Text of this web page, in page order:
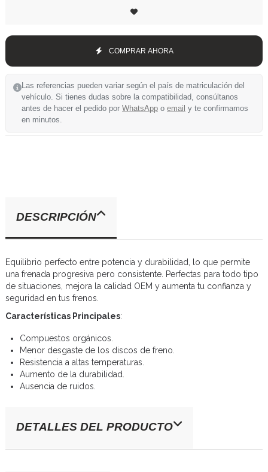
COMPRAR AHORA
Las referencias pueden variar según el país de matriculación del
vehículo. Si tienes dudas sobre la compatibilidad, consúltanos
antes de hacer el pedido por WhatsApp o email y te confirmamos
en minutos.
DESCRIPCIÓN
Equilibrio perfecto entre potencia y durabilidad, lo que permite
una frenada progresiva pero consistente. Perfectas para todo tipo
de situaciones, mejora la calidad OEM y aumenta tu confianza y
seguridad en tus frenos.
Características Principales:
Compuestos orgánicos.
Menor desgaste de los discos de freno.
Resistencia a altas temperaturas.
Aumento de la durabilidad.
Ausencia de ruidos.
DETALLES DEL PRODUCTO